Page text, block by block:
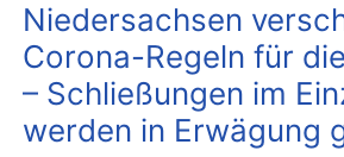
Niedersachsen
Corona-Regeln für
– Schließungen im
werden in Erwägung